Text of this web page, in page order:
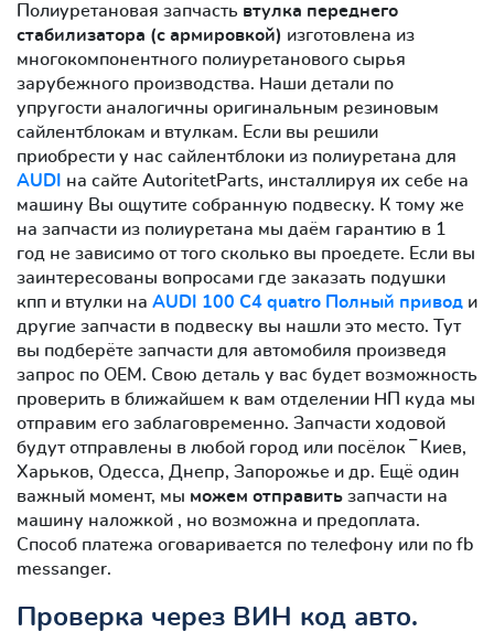
Полиуретановая запчасть втулка переднего
стабилизатора (с армировкой) изготовлена из
многокомпонентного полиуретанового сырья
зарубежного производства. Наши детали по
упругости аналогичны оригинальным резиновым
сайлентблокам и втулкам. Если вы решили
приобрести у нас сайлентблоки из полиуретана для
AUDI
на сайте AutoritetParts, инсталлируя их себе на
машину Вы ощутите собранную подвеску. К тому же
на запчасти из полиуретана мы даём гарантию в 1
год не зависимо от того сколько вы проедете. Если вы
заинтересованы вопросами где заказать подушки
кпп и втулки на AUDI 100 C4 quatro Полный привод и
другие запчасти в подвеску вы нашли это место. Тут
вы подберёте запчасти для автомобиля произведя
запрос по OEM. Свою деталь у вас будет возможность
проверить в ближайшем к вам отделении НП куда мы
отправим его заблаговременно. Запчасти ходовой
будут отправлены в любой город или посёлок ‾ Киев,
Харьков, Одесса, Днепр, Запорожье и др. Ещё один
важный момент, мы можем отправить запчасти на
машину наложкой , но возможна и предоплата.
Способ платежа оговаривается по телефону или по fb
messanger.
Проверка через ВИН код авто.